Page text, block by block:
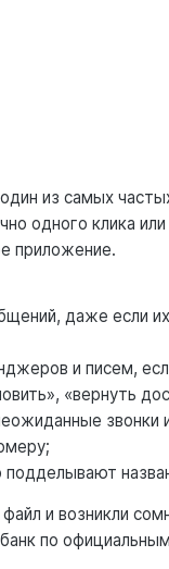
из самых
одного клика или
приложение.
даже если
и писем,
«вернуть
подделывают
и возникли
по